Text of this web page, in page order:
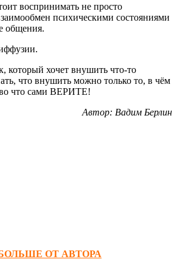
воспринимать не просто
психическими состояниями
общения.
который хочет внушить что-то
что внушить можно только то, в чём
что сами ВЕРИТЕ!
Автор: Вадим Берлин
ОТ АВТОРА